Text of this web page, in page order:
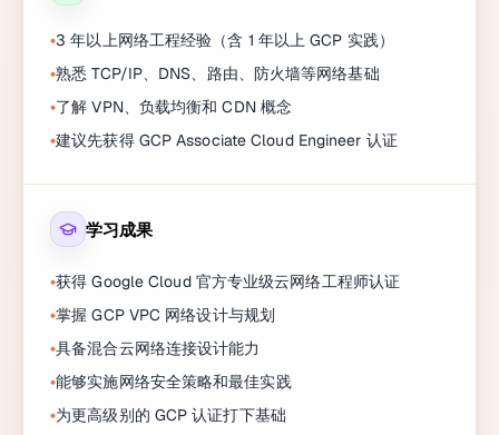
3 年以上网络工程经验（含 1 年以上 GCP 实践）
熟悉 TCP/IP、DNS、路由、防火墙等网络基础
了解 VPN、负载均衡和 CDN 概念
建议先获得 GCP Associate Cloud Engineer 认证
学习成果
获得 Google Cloud 官方专业级云网络工程师认证
掌握 GCP VPC 网络设计与规划
具备混合云网络连接设计能力
能够实施网络安全策略和最佳实践
为更高级别的 GCP 认证打下基础